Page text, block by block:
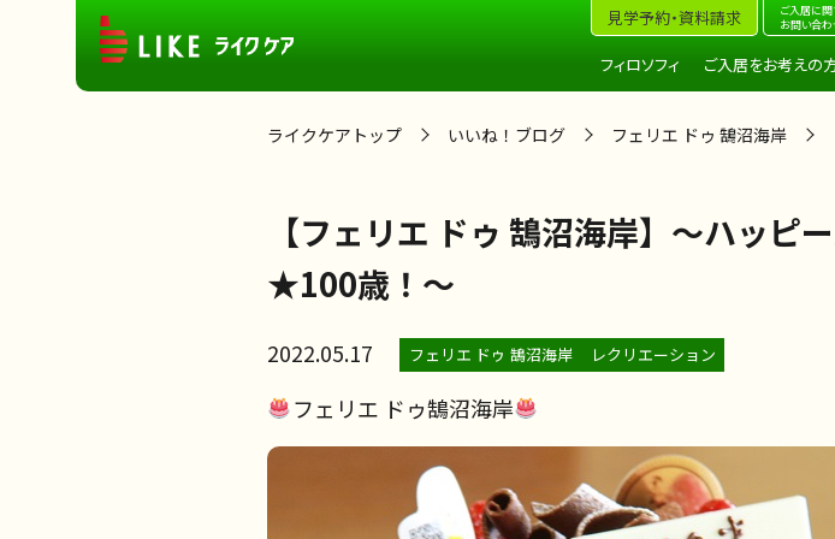
見学予約・資料請求
ご入居に関
お問い合
フィロソフィ ご入居をお考えの
ライクケアトップ いいね！ブログ フェリエ ドゥ 鵠沼海岸
【フェリエ ドゥ 鵠沼海岸】～ハッピ
★100歳！～
2022.05.17 フェリエ ドゥ 鵠沼海岸 レクリエーション
フェリエ ドゥ鵠沼海岸